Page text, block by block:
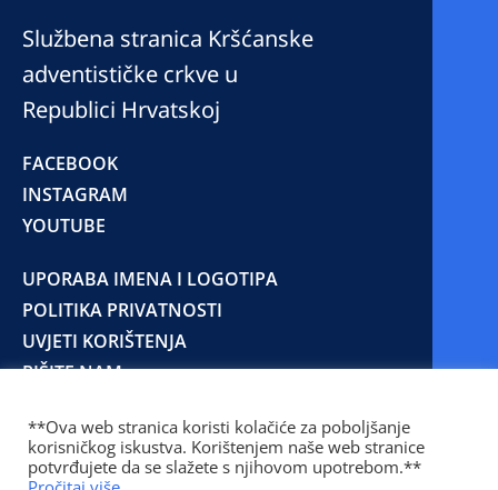
Službena stranica Kršćanske
adventističke crkve u
Republici Hrvatskoj
FACEBOOK
INSTAGRAM
YOUTUBE
UPORABA IMENA I LOGOTIPA
POLITIKA PRIVATNOSTI
UVJETI KORIŠTENJA
PIŠITE NAM
© 2025 Copyright © 2023 Kršćanska adventistička
crkva u Republici Hrvatskoj
**Ova web stranica koristi kolačiće za poboljšanje
korisničkog iskustva. Korištenjem naše web stranice
potvrđujete da se slažete s njihovom upotrebom.**